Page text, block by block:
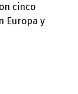
cinco
Europa y